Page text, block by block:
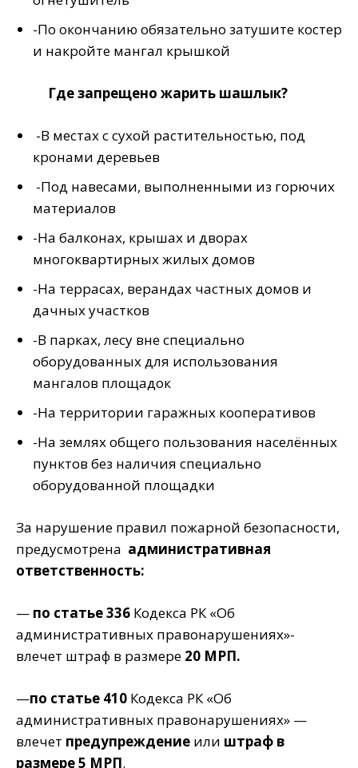
-По окончанию обязательно затушите костер
и накройте мангал крышкой
Где запрещено жарить шашлык?
-В местах с сухой растительностью, под
кронами деревьев
-Под навесами, выполненными из горючих
материалов
-На балконах, крышах и дворах
многоквартирных жилых домов
-На террасах, верандах частных домов и
дачных участков
-В парках, лесу вне специально
оборудованных для использования
мангалов площадок
-На территории гаражных кооперативов
-На землях общего пользования населённых
пунктов без наличия специально
оборудованной площадки
За нарушение правил пожарной безопасности,
предусмотрена административная
ответственность:
— по статье 336 Кодекса РК «Об
административных правонарушениях»-
влечет штраф в размере 20 МРП.
—по статье 410 Кодекса РК «Об
административных правонарушениях» —
влечет предупреждение или штраф в
размере 5 МРП.